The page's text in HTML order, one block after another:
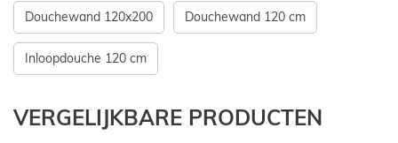
Douchewand 120x200 Douchewand 120 cm
Inloopdouche 120 cm
VERGELIJKBARE PRODUCTEN